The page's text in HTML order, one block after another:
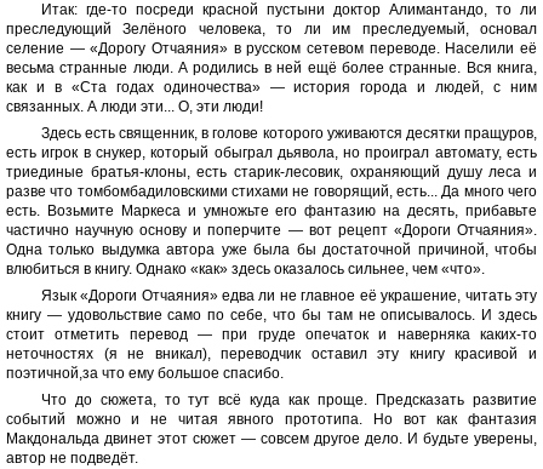
Итак: где-то посреди красной пустыни доктор Алимантандо, то ли
преследующий Зелёного человека, то ли им преследуемый, основал
селение — «Дорогу Отчаяния» в русском сетевом переводе. Населили её
весьма странные люди. А родились в ней ещё более странные. Вся книга,
как и в «Ста годах одиночества» — история города и людей, с ним
связанных. А люди эти... О, эти люди!
Здесь есть священник, в голове которого уживаются десятки пращуров,
есть игрок в снукер, который обыграл дьявола, но проиграл автомату, есть
триединые братья-клоны, есть старик-лесовик, охраняющий душу леса и
разве что томбомбадиловскими стихами не говорящий, есть... Да много чего
есть. Возьмите Маркеса и умножьте его фантазию на десять, прибавьте
частично научную основу и поперчите — вот рецепт «Дороги Отчаяния».
Одна только выдумка автора уже была бы достаточной причиной, чтобы
влюбиться в книгу. Однако «как» здесь оказалось сильнее, чем «что».
Язык «Дороги Отчаяния» едва ли не главное её украшение, читать эту
книгу — удовольствие само по себе, что бы там не описывалось. И здесь
стоит отметить перевод — при груде опечаток и наверняка каких-то
неточностях (я не вникал), переводчик оставил эту книгу красивой и
поэтичной,за что ему большое спасибо.
Что до сюжета, то тут всё куда как проще. Предсказать развитие
событий можно и не читая явного прототипа. Но вот как фантазия
Макдональда двинет этот сюжет — совсем другое дело. И будьте уверены,
автор не подведёт.